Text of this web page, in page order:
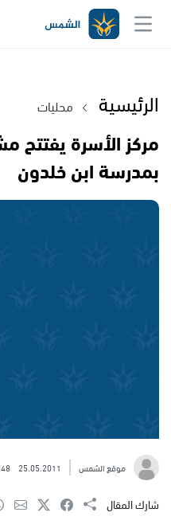
الرئيسية محليات
مركز الأسرة يفتتح
بمدرسة ابن خلدون
موقع الشمس 25.05.2011
شارك المقال